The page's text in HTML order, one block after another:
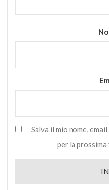
Salva il mio nome,
per la